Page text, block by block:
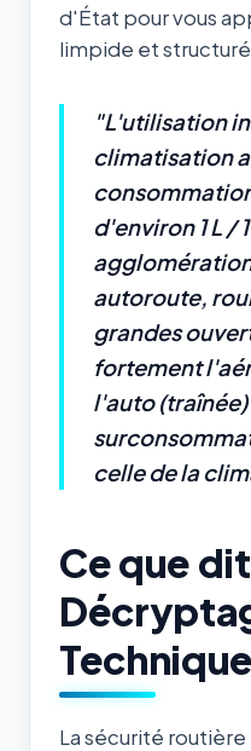
d'État pour vous
limpide et
"L'utilisation
climatisation
d'environ 1 L /
autoroute,
grandes
fortement
l'auto
celle de la
Ce que
La sécurité routière